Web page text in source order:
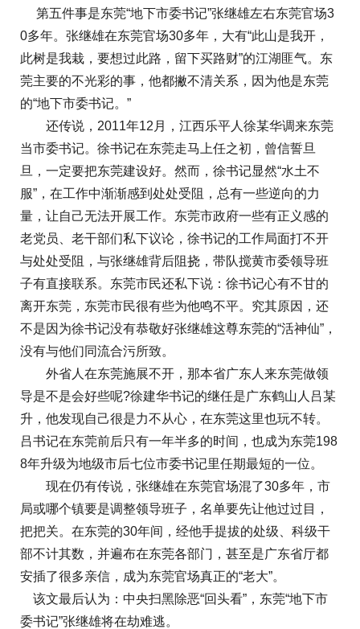
第五件事是东莞“地下市委书记”张继雄左右东莞官场3
0多年。张继雄在东莞官场30多年，大有“此山是我开，
此树是我栽，要想过此路，留下买路财”的江湖匪气。东
莞主要的不光彩的事，他都撇不清关系，因为他是东莞
的“地下市委书记。”
还传说，2011年12月，江西乐平人徐某华调来东莞
当市委书记。徐书记在东莞走马上任之初，曾信誓旦
旦，一定要把东莞建设好。然而，徐书记显然“水土不
服”，在工作中渐渐感到处处受阻，总有一些逆向的力
量，让自己无法开展工作。东莞市政府一些有正义感的
老党员、老干部们私下议论，徐书记的工作局面打不开
与处处受阻，与张继雄背后阻挠，带队搅黄市委领导班
子有直接联系。东莞市民还私下说：徐书记心有不甘的
离开东莞，东莞市民很有些为他鸣不平。究其原因，还
不是因为徐书记没有恭敬好张继雄这尊东莞的“活神仙”，
没有与他们同流合污所致。
外省人在东莞施展不开，那本省广东人来东莞做领
导是不是会好些呢?徐建华书记的继任是广东鹤山人吕某
升，他发现自己很是力不从心，在东莞这里也玩不转。
吕书记在东莞前后只有一年半多的时间，也成为东莞198
8年升级为地级市后七位市委书记里任期最短的一位。
现在仍有传说，张继雄在东莞官场混了30多年，市
局或哪个镇要是调整领导班子，名单要先让他过过目，
把把关。在东莞的30年间，经他手提拔的处级、科级干
部不计其数，并遍布在东莞各部门，甚至是广东省厅都
安插了很多亲信，成为东莞官场真正的“老大”。
该文最后认为：中央扫黑除恶“回头看”，东莞“地下市
委书记”张继雄将在劫难逃。